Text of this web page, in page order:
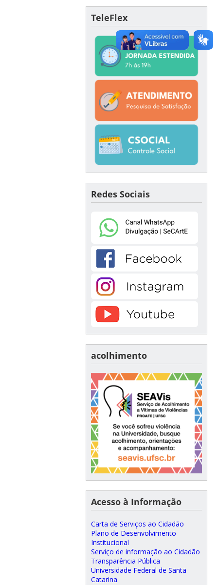
TeleFlex
Redes Sociais
acolhimento
Acesso à Informação
Carta de Serviços ao Cidadão
Plano de Desenvolvimento
Institucional
Serviço de informação ao Cidadão
Transparência Pública
Universidade Federal de Santa
Catarina